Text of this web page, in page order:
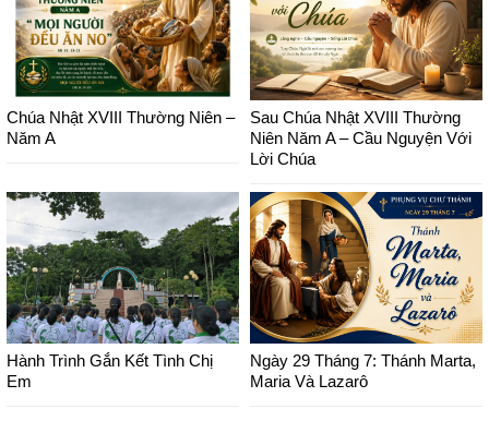
Chúa Nhật XVIII Thường Niên –
Năm A
Sau Chúa Nhật XVIII Thường
Niên Năm A – Cầu Nguyện Với
Lời Chúa
Hành Trình Gắn Kết Tình Chị
Em
Ngày 29 Tháng 7: Thánh Marta,
Maria Và Lazarô